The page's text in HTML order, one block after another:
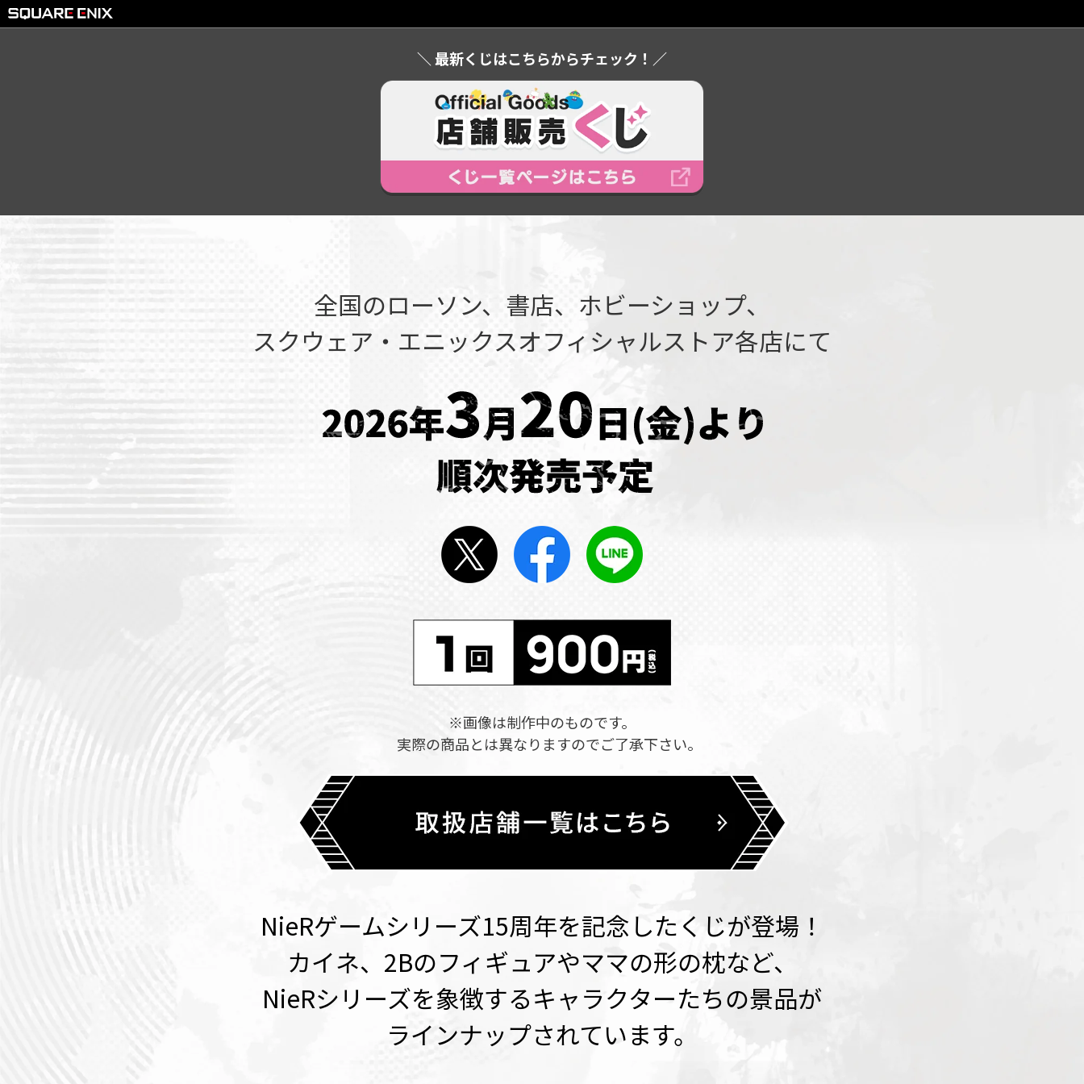
＼ 最新くじはこちらからチェック！／
全国のローソン、書店、ホビーショップ、
スクウェア・エニックスオフィシャルストア各店にて
※画像は制作中のものです。
実際の商品とは異なりますのでご了承下さい。
NieRゲームシリーズ15周年を記念したくじが登場！
カイネ、2Bのフィギュアやママの形の枕など、
NieRシリーズを象徴するキャラクターたちの景品が
ラインナップされています。